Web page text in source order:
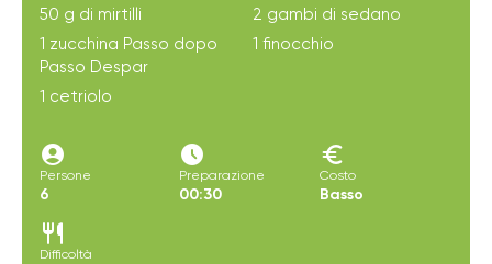
50 g di mirtilli
2 gambi di sedano
1 zucchina Passo dopo
Passo Despar
1 finocchio
1 cetriolo
account_circle
Persone
6
access_time_filled
Preparazione
00:30
euro
Costo
Basso
restaurant
Difficoltà